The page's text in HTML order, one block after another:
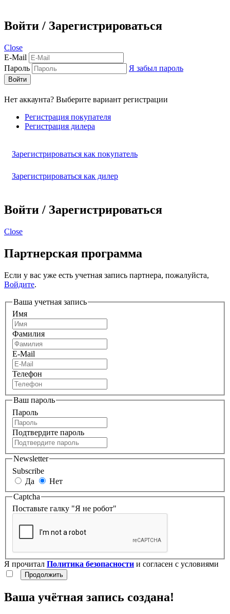
Войти / Зарегистрироваться
Close
E-Mail
Пароль
Я забыл пароль
Войти
Нет аккаунта? Выберите вариант регистрации
Регистрация покупателя
Регистрация дилера
Зарегистрироваться как покупатель
Зарегистрироваться как дилер
Войти / Зарегистрироваться
Close
Партнерская программа
Если у вас уже есть учетная запись партнера, пожалуйста,
Войдите.
Ваша учетная запись
Имя
Фамилия
E-Mail
Телефон
Ваш пароль
Пароль
Подтвердите пароль
Newsletter
Subscribe
Да
Нет
Captcha
Поставьте галку "Я не робот"
Я прочитал Политика безопасности и согласен с условиями
Ваша учётная запись создана!